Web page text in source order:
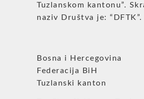
Tuzlanskom kantonu”.
naziv Društva je: “DFTK”.
Bosna i Hercegovina
Federacija BiH
Tuzlanski kanton